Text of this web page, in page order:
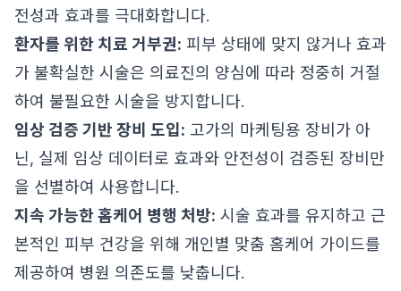
전성과 효과를 극대화합니다.
환자를 위한 치료 거부권: 피부 상태에 맞지 않거나 효과
가 불확실한 시술은 의료진의 양심에 따라 정중히 거절
하여 불필요한 시술을 방지합니다.
임상 검증 기반 장비 도입: 고가의 마케팅용 장비가 아
닌, 실제 임상 데이터로 효과와 안전성이 검증된 장비만
을 선별하여 사용합니다.
지속 가능한 홈케어 병행 처방: 시술 효과를 유지하고 근
본적인 피부 건강을 위해 개인별 맞춤 홈케어 가이드를
제공하여 병원 의존도를 낮춥니다.